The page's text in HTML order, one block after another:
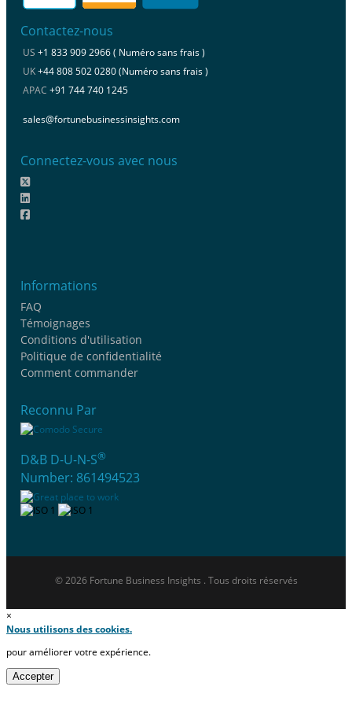
Contactez-nous
US +1 833 909 2966 ( Numéro sans frais )
UK+44 808 502 0280 (Numéro sans frais )
APAC +91 744 740 1245
sales@fortunebusinessinsights.com
Connectez-vous avec nous
Informations
FAQ
Témoignages
Conditions d'utilisation
Politique de confidentialité
Comment commander
Reconnu Par
D&B D-U-N-S®
Number: 861494523
© 2026 Fortune Business Insights . Tous droits réservés
×
Nous utilisons des cookies.
pour améliorer votre expérience.
Accepter